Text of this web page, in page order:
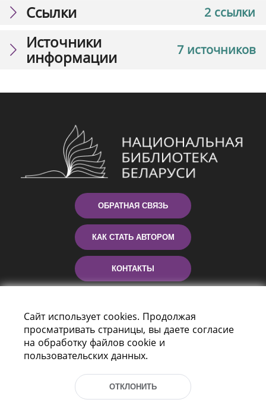
2 ссылки
Ссылки
7 источников
Источники
информации
ОБРАТНАЯ СВЯЗЬ
КАК СТАТЬ АВТОРОМ
КОНТАКТЫ
Сайт использует cookies. Продолжая
просматривать страницы, вы даете согласие
на обработку файлов cookie и
пользовательских данных.
ОТКЛОНИТЬ